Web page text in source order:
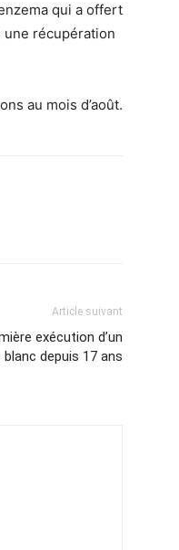
qui a offert
une récupération
au mois d’août.
Article suivant
exécution d’un
depuis 17 ans